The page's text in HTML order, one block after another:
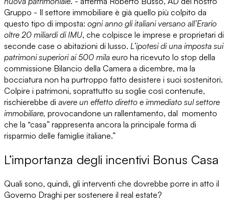
Gruppo - Il settore immobiliare è già quello più colpito da
questo tipo di imposta: ogni anno gli italiani versano all’Erario
oltre 20 miliardi di IMU, che colpisce le imprese e proprietari di
seconde case o abitazioni di lusso. L’ipotesi di una imposta sui
patrimoni superiori ai 500 mila euro ha ricevuto lo stop della
commissione Bilancio della Camera a dicembre, ma la
bocciatura non ha purtroppo fatto desistere i suoi sostenitori.
Colpire i patrimoni, soprattutto su soglie così contenute,
rischierebbe di avere un effetto diretto e immediato sul settore
immobiliare, provocandone un rallentamento, dal momento
che la “casa” rappresenta ancora la principale forma di
risparmio delle famiglie italiane.”
L’importanza degli incentivi Bonus Casa
Quali sono, quindi, gli interventi che dovrebbe porre in atto il
Governo Draghi per sostenere il real estate?